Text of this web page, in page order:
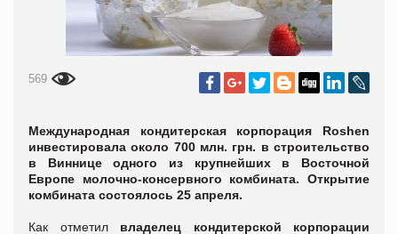
569
Международная кондитерская корпорация Roshen
инвестировала около 700 млн. грн. в строительство
в Виннице одного из крупнейших в Восточной
Европе молочно-консервного комбината. Открытие
комбината состоялось 25 апреля.
Как отметилвладелец кондитерской корпорации